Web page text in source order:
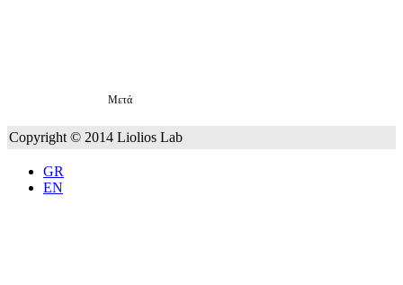
Μετά
Copyright © 2014 Liolios Lab
GR
EN